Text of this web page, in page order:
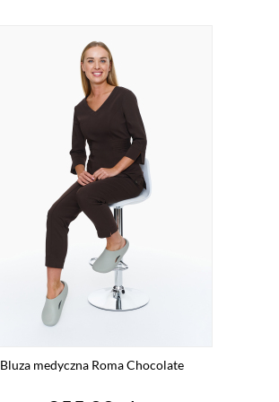
Bluza medyczna Roma Chocolate